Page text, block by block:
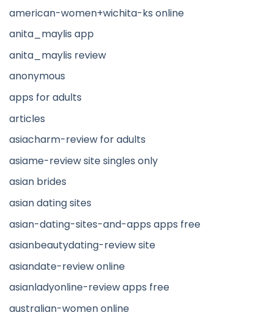
american-women+wichita-ks online
anita_maylis app
anita_maylis review
anonymous
apps for adults
articles
asiacharm-review for adults
asiame-review site singles only
asian brides
asian dating sites
asian-dating-sites-and-apps apps free
asianbeautydating-review site
asiandate-review online
asianladyonline-review apps free
australian-women online